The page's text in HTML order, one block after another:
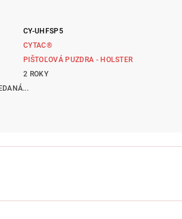
CY-UHFSP5
CYTAC®
PIŠTOĽOVÁ PUZDRA - HOLSTER
2 ROKY